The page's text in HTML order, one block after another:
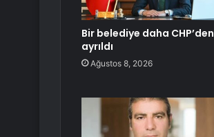
Bir belediye daha CHP’den
ayrıldı
Ağustos 8, 2026